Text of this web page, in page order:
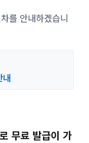
를 안내하겠습니
내
무료 발급이 가